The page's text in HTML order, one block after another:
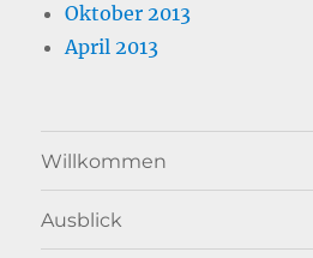
Oktober 2013
April 2013
Willkommen
Ausblick